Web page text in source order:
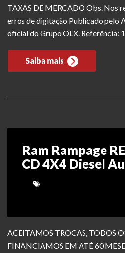
TAXAS DE MERCADO Obs. Nos
erros de digitação Publicado pelo
oficial do Grupo OLX. Referência:
Saiba mais
Ram Rampage
CD 4X4 Diesel
ACEITAMOS TROCAS, TODOS
FINANCIAMOS EM ATÉ 60